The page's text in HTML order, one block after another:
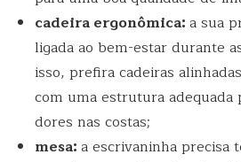
cadeira ergonômica:a sua
ligada ao bem-estar durante
isso, prefira cadeiras
com uma estrutura adequada
dores nas costas;
mesa:a escrivaninha precisa